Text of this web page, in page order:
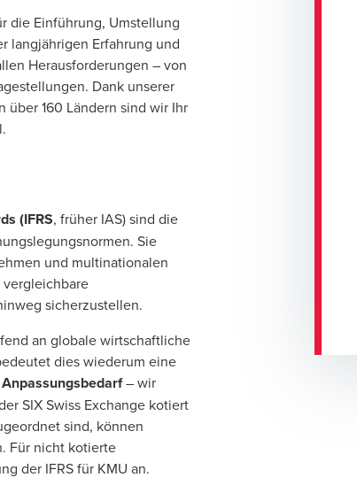
die Einführung, Umstellung
langjährigen Erfahrung und
Herausforderungen – von
Dank unserer
über 160 Ländern sind wir Ihr
(IFRS, früher IAS) sind die
Sie
und multinationalen
sicherzustellen.
an globale wirtschaftliche
dies wiederum eine
– wir
SIX Swiss Exchange kotiert
sind, können
Für nicht kotierte
der IFRS für KMU an.